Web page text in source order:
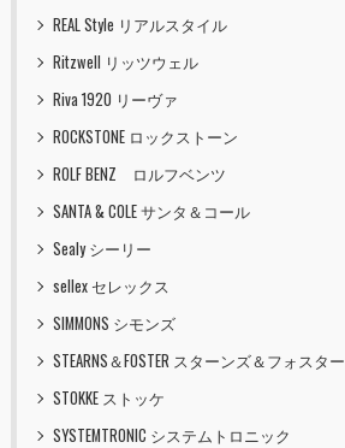
REAL Style リアルスタイル
Ritzwell リッツウェル
Riva 1920 リーヴァ
ROCKSTONE ロックストーン
ROLF BENZ ロルフベンツ
SANTA & COLE サンタ＆コール
Sealy シーリー
sellex セレックス
SIMMONS シモンズ
STEARNS＆FOSTER スターンズ＆フォスター
STOKKE ストッケ
SYSTEMTRONIC システムトロニック